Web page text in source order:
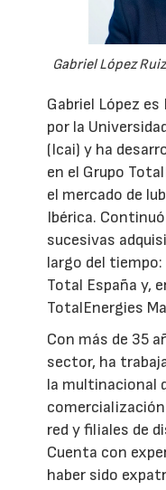
Gabriel López
Gabriel López
por la
(Icai) y ha
en el Grupo
el mercado de
Ibérica.
sucesivas
largo del
Total España y,
TotalEnergies
Con más de 35
sector, ha
la multinacional
red y filiales de
Cuenta con
haber sido